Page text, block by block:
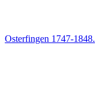
Osterfingen 1747-1848.